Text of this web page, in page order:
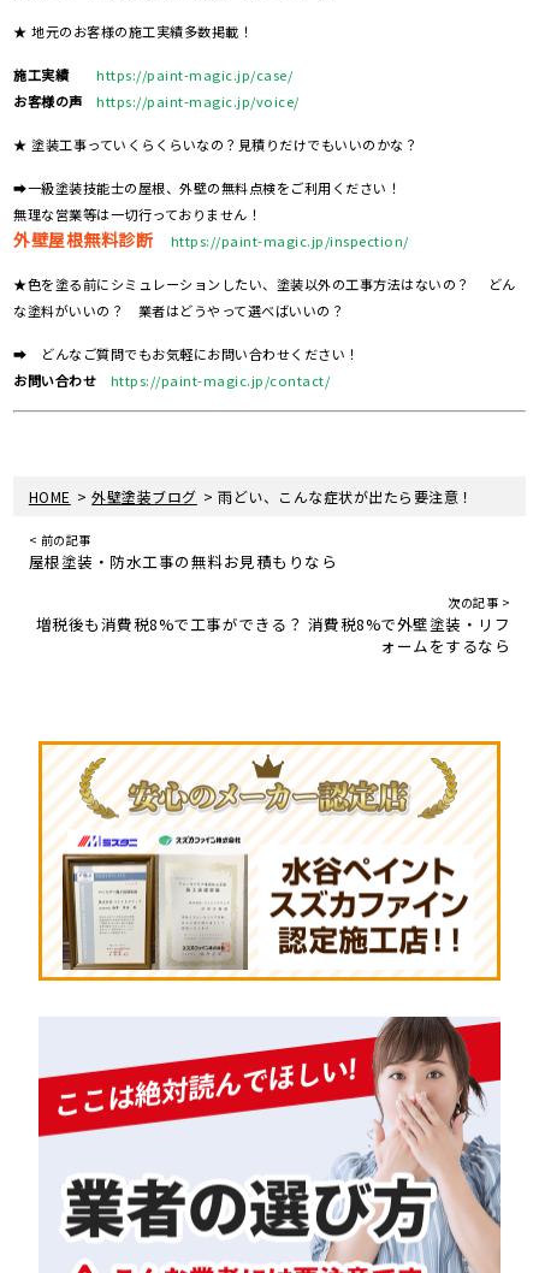
★ 地元のお客様の施工実績多数掲載！
施工実績
https://paint-magic.jp/case/
お客様の声
https://paint-magic.jp/voice/
★ 塗装工事っていくらくらいなの？見積りだけでもいいのかな？
➡一級塗装技能士の屋根、外壁の無料点検をご利用ください！
無理な営業等は一切行っておりません！
外壁屋根無料診断 https://paint-magic.jp/inspection/
★色を塗る前にシミュレーションしたい、塗装以外の工事方法はないの？ どん
な塗料がいいの？ 業者はどうやって選べばいいの？
➡ どんなご質問でもお気軽にお問い合わせください！
お問い合わせ
https://paint-magic.jp/contact/
HOME >外壁塗装ブログ >雨どい、こんな症状が出たら要注意！
< 前の記事
屋根塗装・防水工事の無料お見積もりなら
次の記事 >
増税後も消費税8%で工事ができる？ 消費税8%で外壁塗装・リフ
ォームをするなら